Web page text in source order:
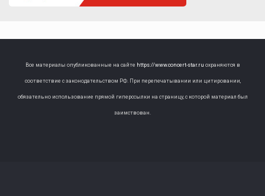
Все материалы опубликованные на сайте https://www.concert-star.ru охраняются в
соответствие с законодательством РФ. При перепечатывании или цитировании,
обязательно использование прямой гиперссылки на страницу, с которой материал был
заимствован.